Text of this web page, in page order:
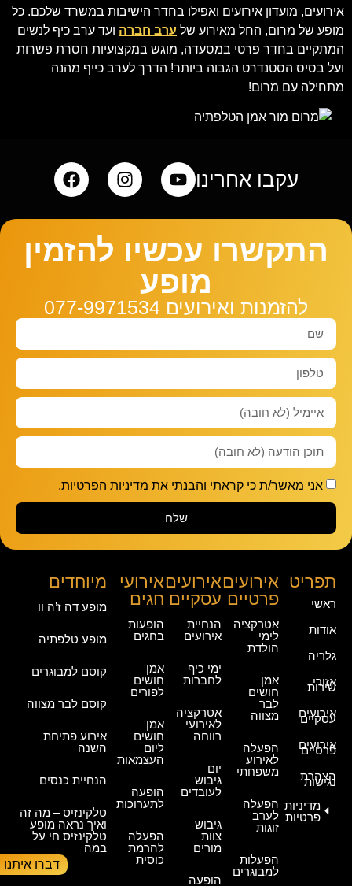
אירועים, מועדון אירועים ואפילו בחדר הישיבות במשרד שלכם. כל
מופע של מרום, החל מאירוע של ערב חברה ועד ערב כיף לנשים
המתקיים בחדר פרטי במסעדה, מוגש במקצועיות חסרת פשרות
ועל בסיס הסטנדרט הגבוה ביותר! הדרך לערב כייף מהנה
מתחילה עם מרום!
עקבו אחרינו
התקשרו עכשיו להזמין
מופע
להזמנות ואירועים 077-9971534
אני מאשר/ת כי קראתי והבנתי את מדיניות הפרטיות.
שלח
תפריט
ראשי
אודות
גלריה
אזורי
שירות
אירועים
עסקיים
אירועים
פרטיים
הצהרת
נגישות
מדיניות
פרטיות
אירועים
פרטיים
אטרקציה
לימי
הולדת
אמן
חושים
לבר
מצווה
הפעלה
לאירוע
משפחתי
הפעלה
לערב
זוגות
הפעלות
למבוגרים
אירועים
עסקיים
הנחיית
אירועים
ימי כיף
לחברות
אטרקציה
לאירועי
רווחה
יום
גיבוש
לעובדים
גיבוש
צוות
מורים
הופעה
אירועי
חגים
הופעות
בחגים
אמן
חושים
לפורים
אמן
חושים
ליום
העצמאות
הופעה
לתערוכות
הפעלה
להרמת
כוסית
מיוחדים
מופע דה ז’ה וו
מופע טלפתיה
קוסם למבוגרים
קוסם לבר מצווה
אירוע פתיחת
השנה
הנחיית כנסים
טלקינזיס – מה זה
ואיך נראה מופע
טלקינזיס חי על
במה
דברו איתנו